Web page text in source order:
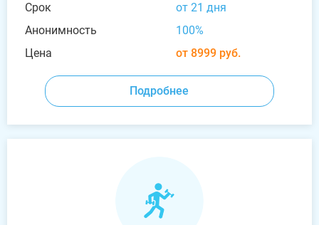
Срок
от 21 дня
Анонимность
100%
Цена
от 8999 руб.
Подробнее